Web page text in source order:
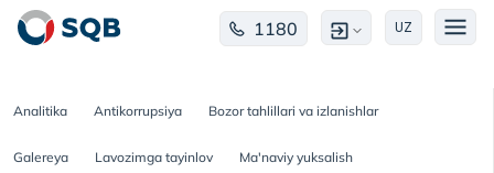
1180 UZ
Analitika Antikorrupsiya Bozor tahlillari va izlanishlar
Galereya Lavozimga tayinlov Ma'naviy yuksalish